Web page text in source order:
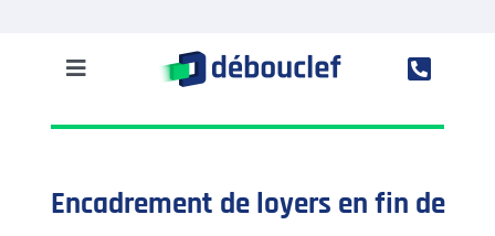
Toggle
Navigation
Solution
Entreprise
Encadrement de loyers en fin de